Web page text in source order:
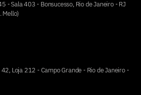
- Sala 403 - Bonsucesso, Rio de Janeiro - RJ
Mello)
Loja 212 - Campo Grande - Rio de Janeiro -